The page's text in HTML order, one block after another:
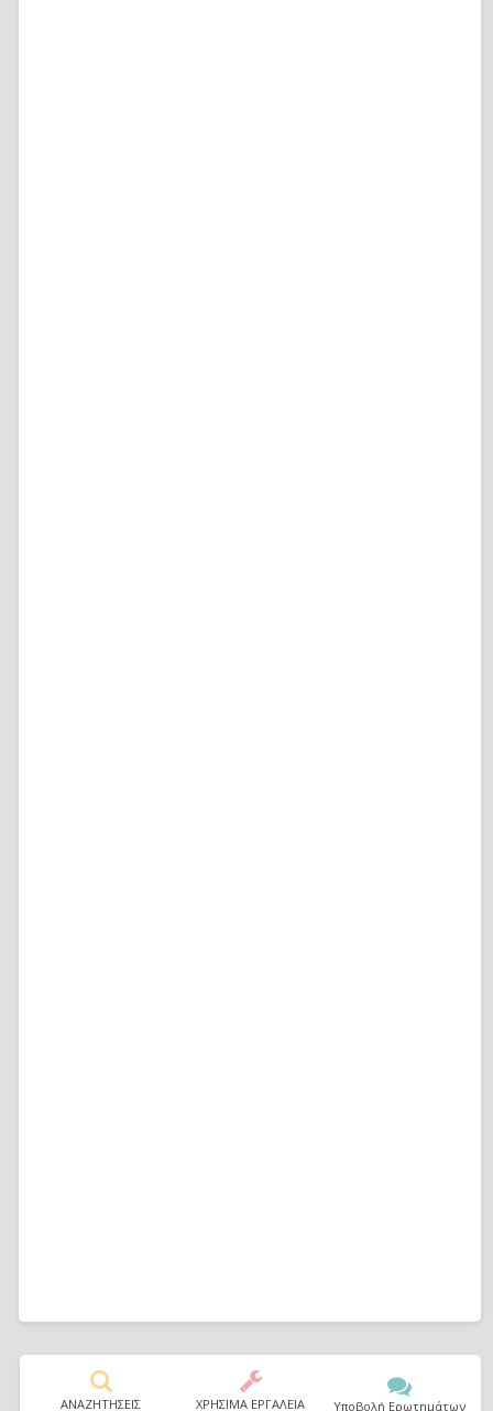
ΑΝΑΖΗΤΗΣΕΙΣ ΧΡΗΣΙΜΑ ΕΡΓΑΛΕΙΑ Υποβολή Ερωτημάτων